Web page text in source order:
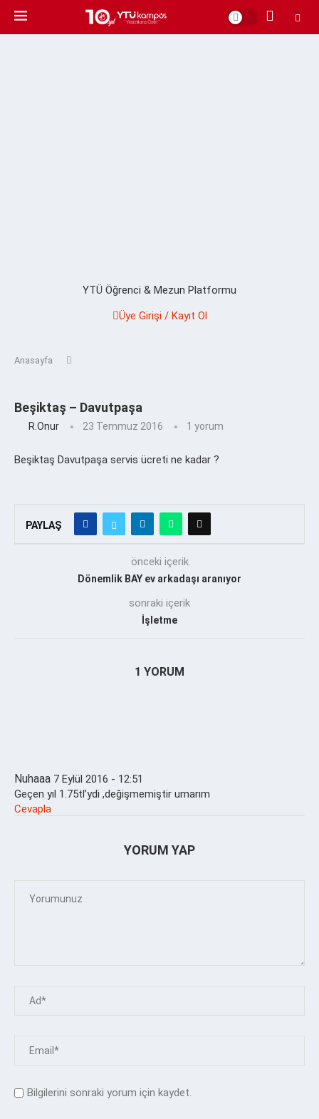
YTÜ Öğrenci & Mezun Platformu
Üye Girişi / Kayıt Ol
Anasayfa
Beşiktaş – Davutpaşa
R.onur 23 Temmuz 2016 1 yorum
Beşiktaş Davutpaşa servis ücreti ne kadar ?
PAYLAŞ
önceki içerik
Dönemlik BAY ev arkadaşı aranıyor
sonraki içerik
İşletme
1 YORUM
Nuhaaa 7 Eylül 2016 - 12:51
Geçen yıl 1.75tl’ydi ,değişmemiştir umarım
Cevapla
YORUM YAP
Bilgilerini sonraki yorum için kaydet.